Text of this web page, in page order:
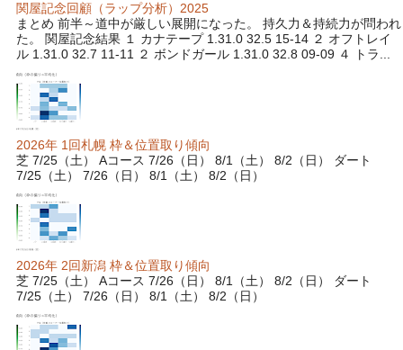
関屋記念回顧（ラップ分析）2025
まとめ 前半～道中が厳しい展開になった。 持久力＆持続力が問われ
た。 関屋記念結果 １ カナテープ 1.31.0 32.5 15-14 ２ オフトレイ
ル 1.31.0 32.7 11-11 ２ ボンドガール 1.31.0 32.8 09-09 ４ トラ...
2026年 1回札幌 枠＆位置取り傾向
芝 7/25（土） Aコース 7/26（日） 8/1（土） 8/2（日） ダート
7/25（土） 7/26（日） 8/1（土） 8/2（日）
2026年 2回新潟 枠＆位置取り傾向
芝 7/25（土） Aコース 7/26（日） 8/1（土） 8/2（日） ダート
7/25（土） 7/26（日） 8/1（土） 8/2（日）